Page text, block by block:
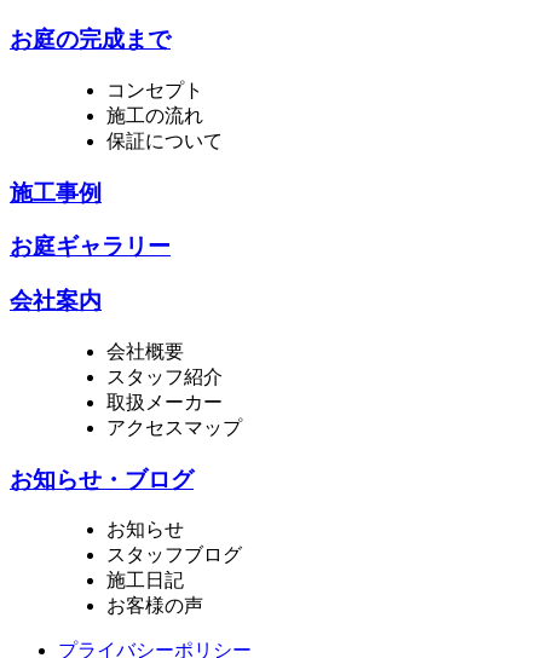
お庭の完成まで
コンセプト
施工の流れ
保証について
施工事例
お庭ギャラリー
会社案内
会社概要
スタッフ紹介
取扱メーカー
アクセスマップ
お知らせ・ブログ
お知らせ
スタッフブログ
施工日記
お客様の声
プライバシーポリシー